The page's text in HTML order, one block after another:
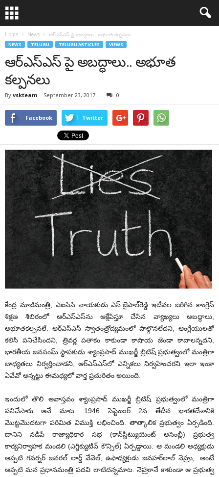
Home News ఆర్‌ఎస్‌ఎస్‌ పై అబద్ధాలు.. అభూత కల్పనలు
NEWS TELUGU TELUGU ARTICLES VIEWS
ఆర్‌ఎస్‌ఎస్‌ పై అబద్ధాలు.. అభూత
కల్పనలు
By vskteam - September 23, 2017 0
Facebook Twitter
కేంద్ర మాజీమంత్రి, ఎఐసిసి నాయకుడు ఎస్.జైపాల్‌రెడ్డి ఇటీవల జరిగిన కాంగ్రెస్
శిక్షణ శిబిరంలో ఆర్‌ఎస్‌ఎస్‌ను ఆక్షేపిస్తూ చేసిన వ్యాఖ్యలు అబద్ధాలు,
అభూతకల్పనలే. ఆర్‌ఎస్‌ఎస్ స్వాతంత్రోద్యమంలో పాల్గొనలేదని, ఆంగ్లేయులతో
కలిసి పనిచేసిందని, త్రివర్ణ పతాకం కాకుండా కాషాయ జెండా కావాలన్నదని,
భారతీయ జనసంఘ్ స్థాపకుడు శ్యాంప్రసాద్ ముఖర్జీ బ్రిటిష్ ప్రభుత్వంలో మంత్రిగా
బాధ్యతలు నిర్వర్తించాడని, ఆర్‌ఎస్‌ఎస్‌లో ఎన్నికలు నిర్వహించరని ఇలా ఇంకా
ఏవేవో అన్నట్టు ఈమధ్యలో వార్త ప్రచురితం అయింది.
ఇందులో తొలి అవాస్తవం శ్యాంప్రసాద్ ముఖర్జీ బ్రిటిష్ ప్రభుత్వంలో మంత్రిగా
పనిచేసారు అనే మాట. 1946 సెప్టెంబర్ 2న తేదీన భారతదేశానికి
మొట్టమొదటగా పరిమిత విముక్తి లభించింది. తాత్కాలిక ప్రభుత్వం ఏర్పడింది.
దానిని నడిపే రాజ్యాధికార సభ (కాన్‌స్టిట్యుయెంట్ అసెంబ్లీ) ప్రభుత్వ
కార్యనిర్వాహక మండలి (ఎగ్జిక్యుటివ్ కౌన్సిల్) ఏర్పడ్డాయి. ఆ మండలి అధ్యక్షుడు
అప్పటి గవర్నర్ జనరల్ లార్డ్ వేవెల్, ఉఫాధ్యక్షుడు జవహర్‌లాల్ నెహ్రు,. అంటే
అప్పటి మన ప్రధానమంత్రి పదవి లాటిదన్నమాట. నెహ్రూనే కాకుండా ఆ ప్రభుత్వ